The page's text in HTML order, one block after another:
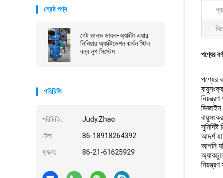
শ্রেষ্ঠ পণ্য
গেট ভালভ ডাবল-অ্যাক্টিং এয়ার
লিনিয়ার অ্যাক্টিভেশন কার্বন স্টিল
বন্ধ লুপ সিস্টেম
পরিচিতি
পরিচিতি: Judy.Zhao
টেল: 86-18918264392
ফ্যাক্স: 86-21-61625929
পণ্যের
পণ্যের
আদর্শ
আপনি